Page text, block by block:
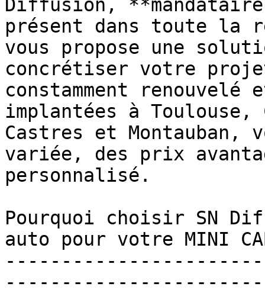
Diffusion,
présent dans toute la
vous propose une
concrétiser votre
constamment renouvelé
implantées à
Castres et Montauban,
variée, des prix
personnalisé.
Pourquoi choisir SN
auto pour votre MINI